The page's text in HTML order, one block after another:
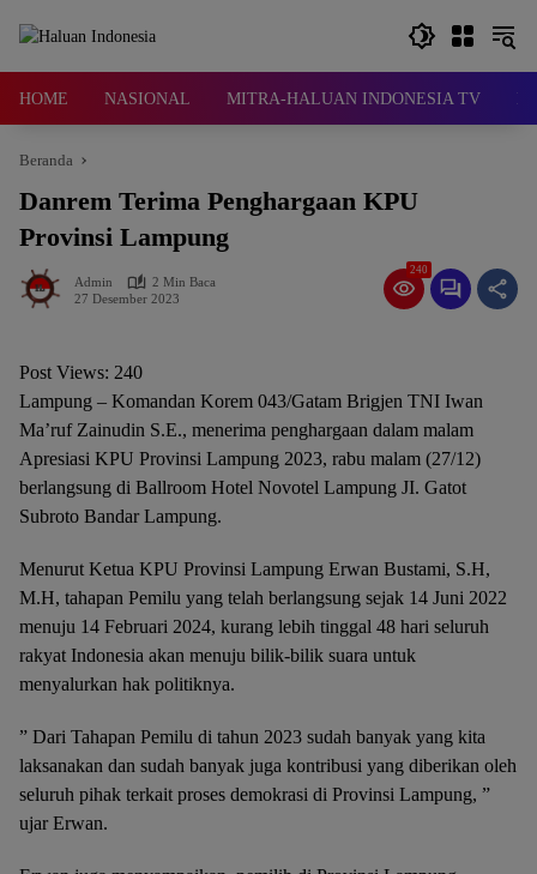
HOME NASIONAL MITRA-HALUAN INDONESIA TV
Beranda
Danrem Terima Penghargaan KPU
Provinsi Lampung
Admin
2 Min Baca
27 Desember 2023
240
Post Views: 240
Lampung – Komandan Korem 043/Gatam Brigjen TNI Iwan
Ma’ruf Zainudin S.E., menerima penghargaan dalam malam
Apresiasi KPU Provinsi Lampung 2023, rabu malam (27/12)
berlangsung di Ballroom Hotel Novotel Lampung JI. Gatot
Subroto Bandar Lampung.
Menurut Ketua KPU Provinsi Lampung Erwan Bustami, S.H,
M.H, tahapan Pemilu yang telah berlangsung sejak 14 Juni 2022
menuju 14 Februari 2024, kurang lebih tinggal 48 hari seluruh
rakyat Indonesia akan menuju bilik-bilik suara untuk
menyalurkan hak politiknya.
” Dari Tahapan Pemilu di tahun 2023 sudah banyak yang kita
laksanakan dan sudah banyak juga kontribusi yang diberikan oleh
seluruh pihak terkait proses demokrasi di Provinsi Lampung, ”
ujar Erwan.